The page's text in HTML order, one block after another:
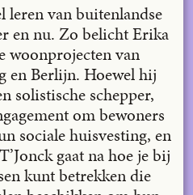
leren van buitenlandse
en nu. Zo belicht Erika
woonprojecten van
en Berlijn. Hoewel hij
solistische schepper,
om bewoners
sociale huisvesting, en
gaat na hoe je bij
kunt betrekken die